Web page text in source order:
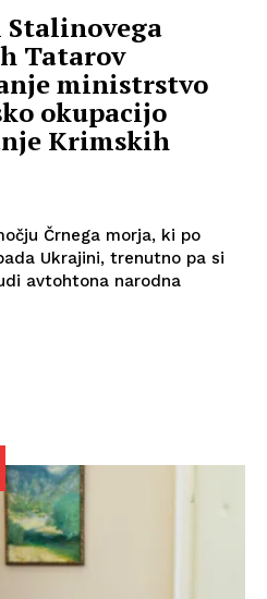
Stalinovega
Tatarov
ministrstvo
okupacijo
Krimskih
Črnega morja, ki po
Ukrajini, trenutno pa si
avtohtona narodna